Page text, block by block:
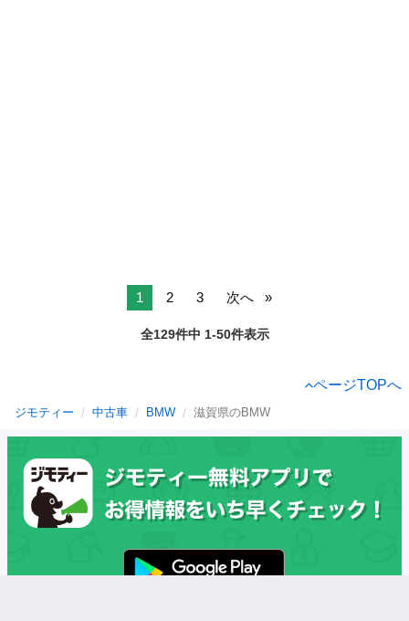
1 2 3 次へ
全129件中 1-50件表示
ページTOPへ
ジモティー 中古車 BMW 滋賀県のBMW